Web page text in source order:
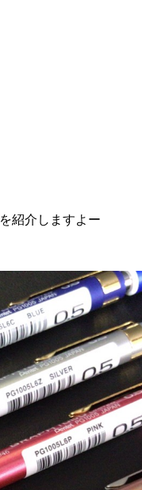
を紹介しますよー